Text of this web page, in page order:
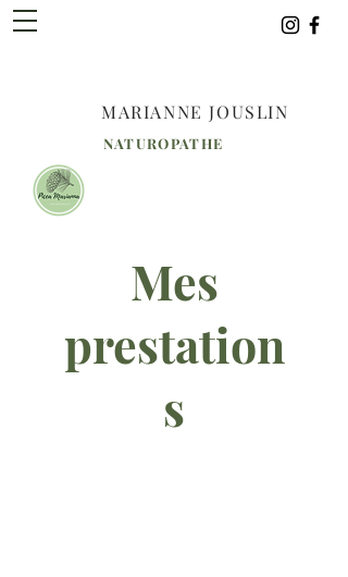
NATUROPATHE
MARIANNE JOUSLIN
Mes
prestation
s